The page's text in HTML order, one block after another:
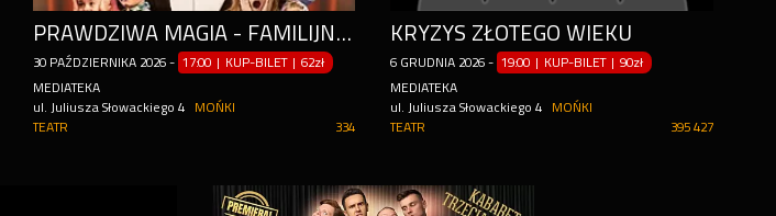
PRAWDZIWA MAGIA - FAMILIJNY SPEKTAKL ILUZJI
30 PAŹDZIERNIKA 2026 - 17:00 | KUP-BILET | 62zł
MEDIATEKA
ul. Juliusza Słowackiego 4
MOŃKI
334
TEATR
KRYZYS ZŁOTEGO WIEKU
6 GRUDNIA 2026 - 19:00 | KUP-BILET |90zł
MEDIATEKA
ul. Juliusza Słowackiego 4
MOŃKI
395 427
TEATR